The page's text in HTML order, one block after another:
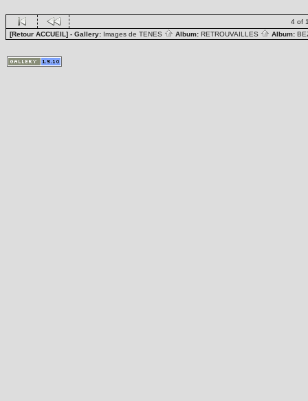
4 of
[Retour ACCUEIL] - Gallery: Images de TENES Album: RETROUVAILLES Album: